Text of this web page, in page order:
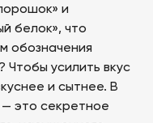
и
белок», что
обозначения
Чтобы усилить вкус
и сытнее. В
это секретное